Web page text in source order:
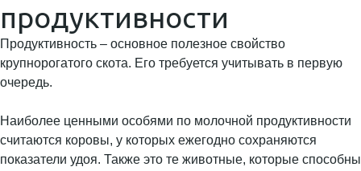
продуктивности
Продуктивность – основное полезное свойство
крупнорогатого скота. Его требуется учитывать в первую
очередь.
Наиболее ценными особями по молочной продуктивности
считаются коровы, у которых ежегодно сохраняются
показатели удоя. Также это те животные, которые способны